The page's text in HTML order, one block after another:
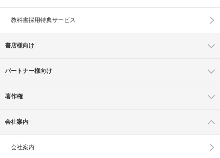
教科書採用特典サービス
書店様向け
パートナー様向け
著作権
会社案内
会社案内